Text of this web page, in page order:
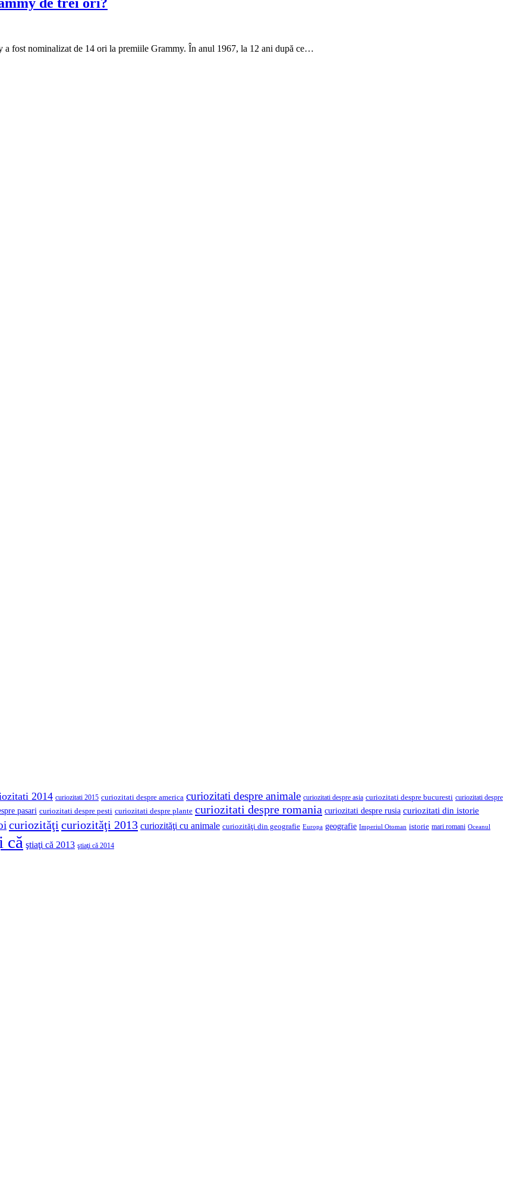
de trei ori?
fost nominalizat de 14 ori la premiile Grammy. În anul 1967, la 12 ani după ce…
2014 curiozitati 2015 curiozitati despre america curiozitati despre animale curiozitati despre asia curiozitati despre bucuresti curiozitati despre
pasari curiozitati despre pesti curiozitati despre plante curiozitati despre romania curiozitati despre rusia curiozitati din istorie
curiozităţi curiozităţi 2013 curiozităţi cu animale curiozităţi din geografie Europa geografie Imperiul Otoman istorie mari romani Oceanul
că ştiaţi că 2013 ştiaţi că 2014